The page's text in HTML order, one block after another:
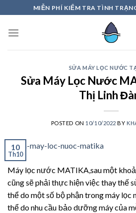
to
content
MIỄN PHÍ KIỂM TRA TÌNH
SỬA MÁY LỌC NƯỚC
Sửa Máy Lọc Nước
Thị Linh
POSTED ON 10/10/2022 BY
10
Th10
Máy lọc nước MATIKA,sau một
cũng sẽ phải thực hiện việc thay thế
thể do một số bộ phận trong máy lọc
thể do nhu cầu bảo dưỡng máy của